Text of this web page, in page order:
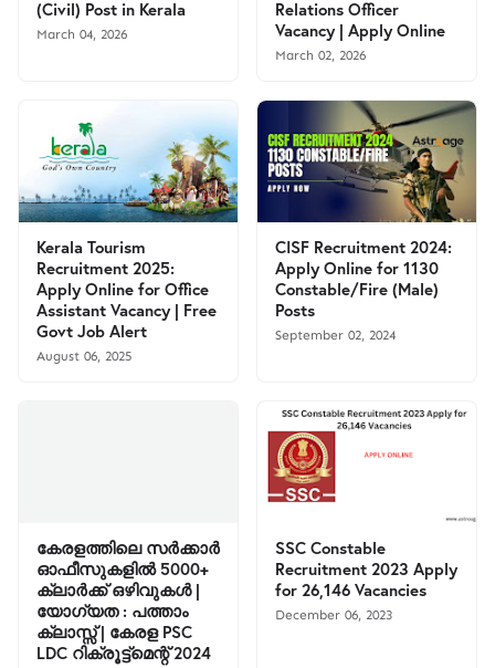
(Civil) Post in Kerala
March 04, 2026
Relations Officer
Vacancy | Apply Online
March 02, 2026
Kerala Tourism
Recruitment 2025:
Apply Online for Office
Assistant Vacancy | Free
Govt Job Alert
August 06, 2025
CISF Recruitment 2024:
Apply Online for 1130
Constable/Fire (Male)
Posts
September 02, 2024
കേരളത്തിലെ സര്‍ക്കാര്‍
ഓഫീസുകളില്‍ 5000+
ക്ലാര്‍ക്ക് ഒഴിവുകള്‍ |
യോഗ്യത : പത്താം
ക്ലാസ്സ്‌ | കേരള PSC
LDC റിക്രൂട്ട്മെന്റ് 2024
SSC Constable
Recruitment 2023 Apply
for 26,146 Vacancies
December 06, 2023